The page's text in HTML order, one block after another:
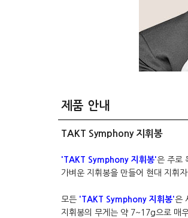
제품 안내
TAKT Symphony 지휘봉
'TAKT Symphony 지휘봉'은 주로
가벼운 지휘봉을 만들어 현대 지휘
모든 'TAKT Symphony 지휘봉'은
지휘봉의 무게는 약 7~17g으로 매